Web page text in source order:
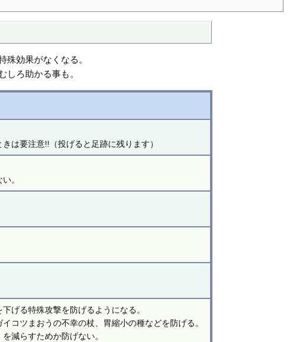
効果がなくなる。
ろ助かる事も。
は要注意!!（投げると足跡に残ります）
。
げる特殊攻撃を防げるようになる。
コツまおうの不幸の杖、胃縮小の種などを防げる。
減らすためか防げない。